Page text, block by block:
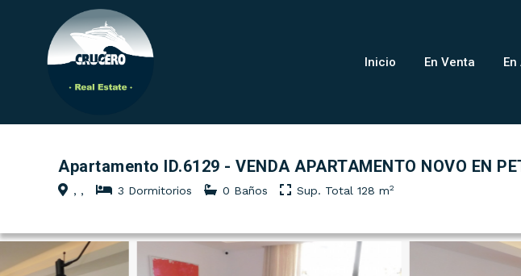
Inicio En Venta
Apartamento ID.6129 - VENDA APARTAMENTO NOVO EN
, , 3 Dormitorios 0 Baños Sup. Total 128 m2